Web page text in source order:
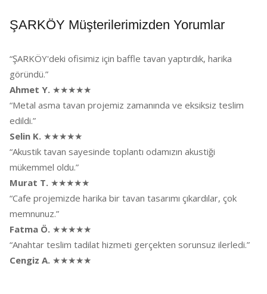
ŞARKÖY Müşterilerimizden Yorumlar
“ŞARKÖY'deki ofisimiz için baffle tavan yaptırdık, harika
göründü.”
Ahmet Y. ★★★★★
“Metal asma tavan projemiz zamanında ve eksiksiz teslim
edildi.”
Selin K. ★★★★★
“Akustik tavan sayesinde toplantı odamızın akustiği
mükemmel oldu.”
Murat T. ★★★★★
“Cafe projemizde harika bir tavan tasarımı çıkardılar, çok
memnunuz.”
Fatma Ö. ★★★★★
“Anahtar teslim tadilat hizmeti gerçekten sorunsuz ilerledi.”
Cengiz A. ★★★★★